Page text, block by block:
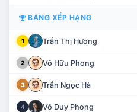
BẢNG XẾP HẠNG
1 Trần Thị Hương
2 Võ Hữu Phong
3 Trần Ngọc Hà
4 Võ Duy Phong